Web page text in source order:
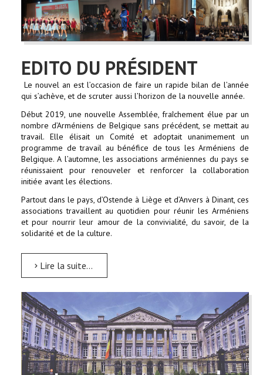
EDITO DU PRÉSIDENT
Le nouvel an est l’occasion de faire un rapide bilan de l’année
qui s’achève, et de scruter aussi l’horizon de la nouvelle année.
Début 2019, une nouvelle Assemblée, fraîchement élue par un
nombre d’Arméniens de Belgique sans précédent, se mettait au
travail. Elle élisait un Comité et adoptait unanimement un
programme de travail au bénéfice de tous les Arméniens de
Belgique. A l’automne, les associations arméniennes du pays se
réunissaient pour renouveler et renforcer la collaboration
initiée avant les élections.
Partout dans le pays, d’Ostende à Liège et d’Anvers à Dinant, ces
associations travaillent au quotidien pour réunir les Arméniens
et pour nourrir leur amour de la convivialité, du savoir, de la
solidarité et de la culture.
Lire la suite...